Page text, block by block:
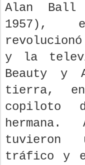
Alan Ball
1957),
y la
Beauty y
tierra,
copiloto
tuvieron
tráfico y